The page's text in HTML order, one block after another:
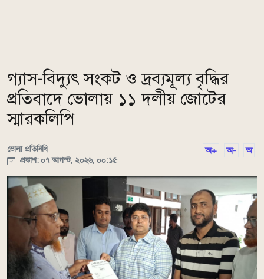
গ্যাস-বিদ্যুৎ সংকট ও দ্রব্যমূল্য বৃদ্ধির
প্রতিবাদে ভোলায় ১১ দলীয় জোটের
স্মারকলিপি
ভোলা প্রতিনিধি
প্রকাশ: ০৭ আগস্ট, ২০২৬, ০০:১৫
অ+ অ- অ